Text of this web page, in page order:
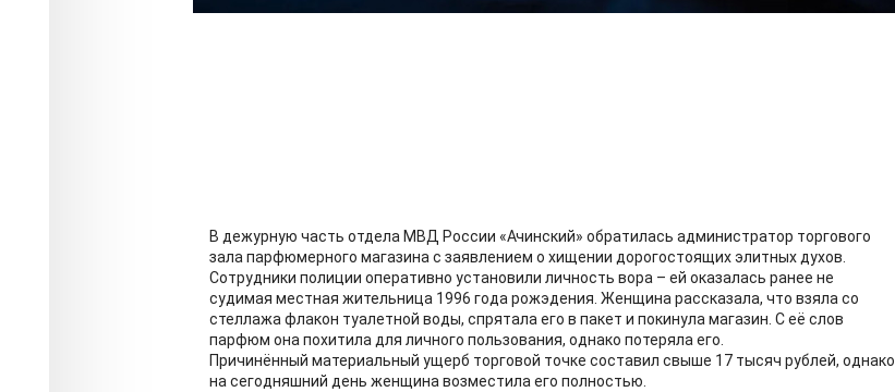
В дежурную часть отдела МВД России «Ачинский» обратилась администратор торгового
зала парфюмерного магазина с заявлением о хищении дорогостоящих элитных духов.
Сотрудники полиции оперативно установили личность вора – ей оказалась ранее не
судимая местная жительница 1996 года рожэдения. Женщина рассказала, что взяла со
стеллажа флакон туалетной воды, спрятала его в пакет и покинула магазин. С её слов
парфюм она похитила для личного пользования, однако потеряла его.
Причинённый материальный ущерб торговой точке составил свыше 17 тысяч рублей, однако
на сегодняшний день женщина возместила его полностью.